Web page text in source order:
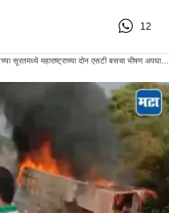
12
Surat Bus Accident : गुजरातच्या सूरतमध्ये महाराष्ट्राच्या दोन एसटी बसचा भीषण अपघात, सहा जणांचा जागीच मृत्यू